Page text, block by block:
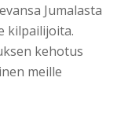
Jumalasta
kilpailijoita.
kehotus
meille